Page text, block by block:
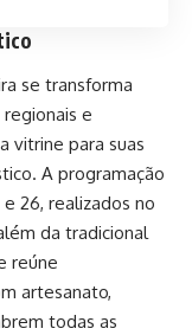
se transforma
e
vitrine para suas
A programação
26, realizados no
da tradicional
reúne
artesanato,
todas as